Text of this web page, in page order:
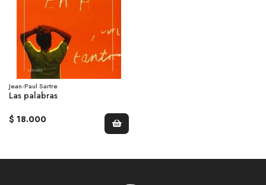
Jean-Paul Sartre
Las palabras
$ 18.000